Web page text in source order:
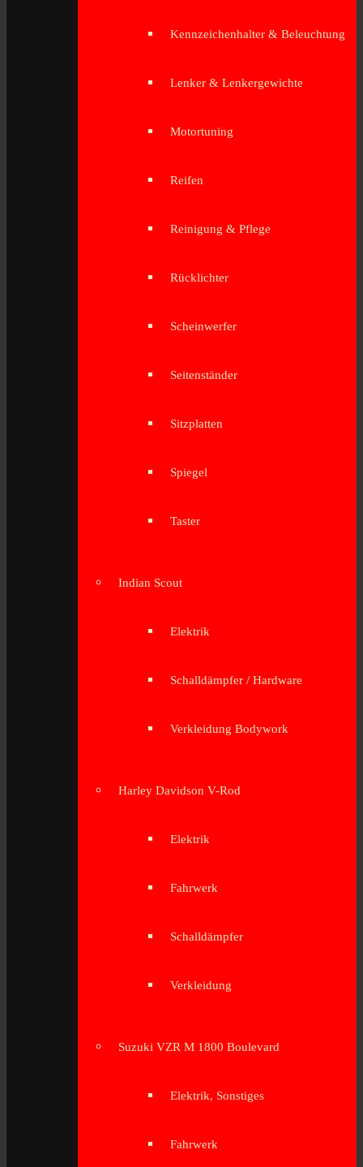
Kennzeichenhalter & Beleuchtung
Lenker & Lenkergewichte
Motortuning
Reifen
Reinigung & Pflege
Rücklichter
Scheinwerfer
Seitenständer
Sitzplatten
Spiegel
Taster
Indian Scout
Elektrik
Schalldämpfer / Hardware
Verkleidung Bodywork
Harley Davidson V-Rod
Elektrik
Fahrwerk
Schalldämpfer
Verkleidung
Suzuki VZR M 1800 Boulevard
Elektrik, Sonstiges
Fahrwerk